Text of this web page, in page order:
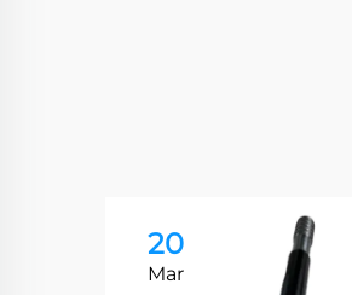
20
Mar